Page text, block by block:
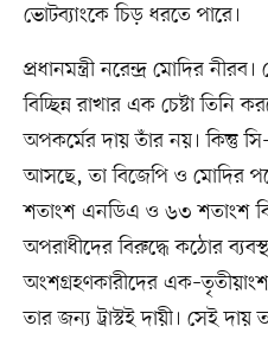
ভোটব্যাংকে চিড় ধরতে পারে।
প্রধানমন্ত্রী নরেন্দ্র মোদির
বিচ্ছিন্ন রাখার এক চেষ্টা
অপকর্মের দায় তাঁর নয়। কিন্তু
আসছে, তা বিজেপি ও মোদির
শতাংশ এনডিএ ও ৬৩ শতাংশ
অপরাধীদের বিরুদ্ধে কঠোর
অংশগ্রহণকারীদের
তার জন্য ট্রাস্টই দায়ী। সেই দায়